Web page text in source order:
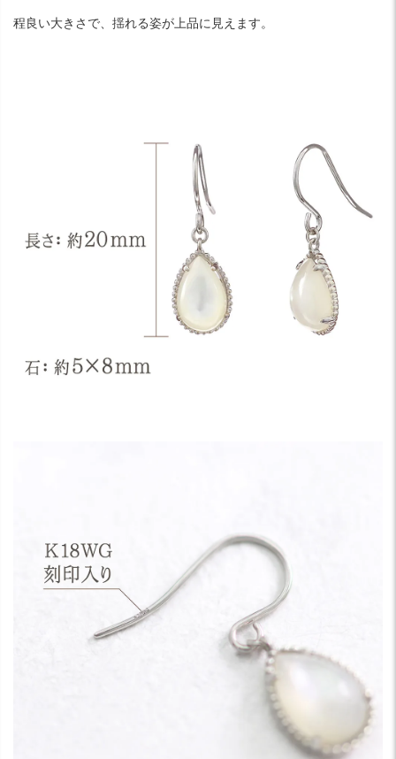
程良い大きさで、揺れる姿が上品に見えます。